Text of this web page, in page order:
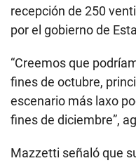
recepción de 250
por el gobierno de
“Creemos que
fines de octubre,
escenario más laxo
fines de diciembre”,
Mazzetti señaló que